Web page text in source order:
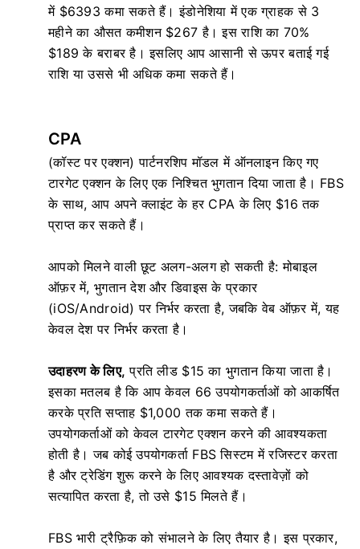
में $6393 कमा सकते हैं। इंडोनेशिया में एक ग्राहक से 3
महीने का औसत कमीशन $267 है। इस राशि का 70%
$189 के बराबर है। इसलिए आप आसानी से ऊपर बताई गई
राशि या उससे भी अधिक कमा सकते हैं।
CPA
(कॉस्ट पर एक्शन) पार्टनरशिप मॉडल में ऑनलाइन किए गए
टारगेट एक्शन के लिए एक निश्चित भुगतान दिया जाता है। FBS
के साथ, आप अपने क्लाइंट के हर CPA के लिए $16 तक
प्राप्त कर सकते हैं।
आपको मिलने वाली छूट अलग-अलग हो सकती है: मोबाइल
ऑफ़र में, भुगतान देश और डिवाइस के प्रकार
(iOS/Android) पर निर्भर करता है, जबकि वेब ऑफ़र में, यह
केवल देश पर निर्भर करता है।
उदाहरण के लिए, प्रति लीड $15 का भुगतान किया जाता है।
इसका मतलब है कि आप केवल 66 उपयोगकर्ताओं को आकर्षित
करके प्रति सप्ताह $1,000 तक कमा सकते हैं।
उपयोगकर्ताओं को केवल टारगेट एक्शन करने की आवश्यकता
होती है। जब कोई उपयोगकर्ता FBS सिस्टम में रजिस्टर करता
है और ट्रेडिंग शुरू करने के लिए आवश्यक दस्तावेज़ों को
सत्यापित करता है, तो उसे $15 मिलते हैं।
FBS भारी ट्रैफ़िक को संभालने के लिए तैयार है। इस प्रकार,